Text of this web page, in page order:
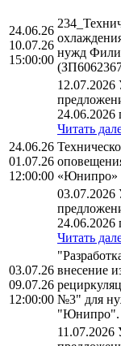
24.06.26
10.07.26
15:00:00
нужд
12.07.2026
24.06.2026
Читать
24.06.26
01.07.26
12:00:00 «Юнипро»
03.07.2026
24.06.2026
Читать
03.07.26
09.07.26
12:00:00
внесение
№3" для
"Юнипро".
11.07.2026